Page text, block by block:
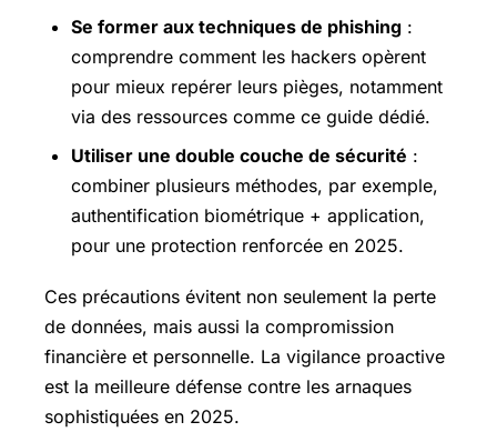
Se former aux techniques de phishing :
comprendre comment les hackers opèrent
pour mieux repérer leurs pièges, notamment
via des ressources comme ce guide dédié.
Utiliser une double couche de sécurité :
combiner plusieurs méthodes, par exemple,
authentification biométrique + application,
pour une protection renforcée en 2025.
Ces précautions évitent non seulement la perte
de données, mais aussi la compromission
financière et personnelle. La vigilance proactive
est la meilleure défense contre les arnaques
sophistiquées en 2025.